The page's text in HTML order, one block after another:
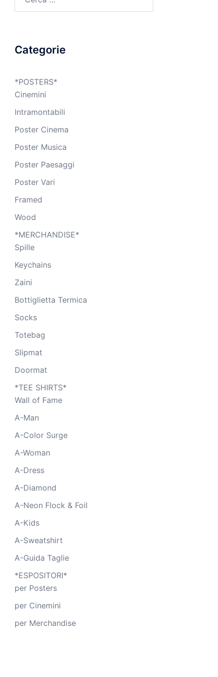
per:
Categorie
*POSTERS*
Cinemini
Intramontabili
Poster Cinema
Poster Musica
Poster Paesaggi
Poster Vari
Framed
Wood
*MERCHANDISE*
Spille
Keychains
Zaini
Bottiglietta Termica
Socks
Totebag
Slipmat
Doormat
*TEE SHIRTS*
Wall of Fame
A-Man
A-Color Surge
A-Woman
A-Dress
A-Diamond
A-Neon Flock & Foil
A-Kids
A-Sweatshirt
A-Guida Taglie
*ESPOSITORI*
per Posters
per Cinemini
per Merchandise